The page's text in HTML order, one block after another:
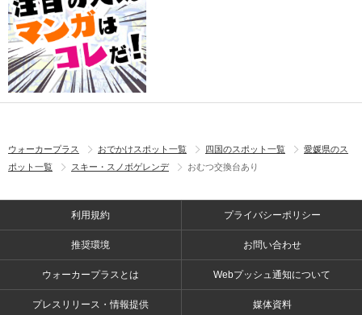
ウォーカープラス おでかけスポット一覧 四国のスポット一覧
愛媛県のス
ポット一覧
スキー・スノボゲレンデ おむつ交換台あり
利用規約 プライバシーポリシー
推奨環境 お問い合わせ
ウォーカープラスとは Webプッシュ通知について
プレスリリース・情報提供 媒体資料